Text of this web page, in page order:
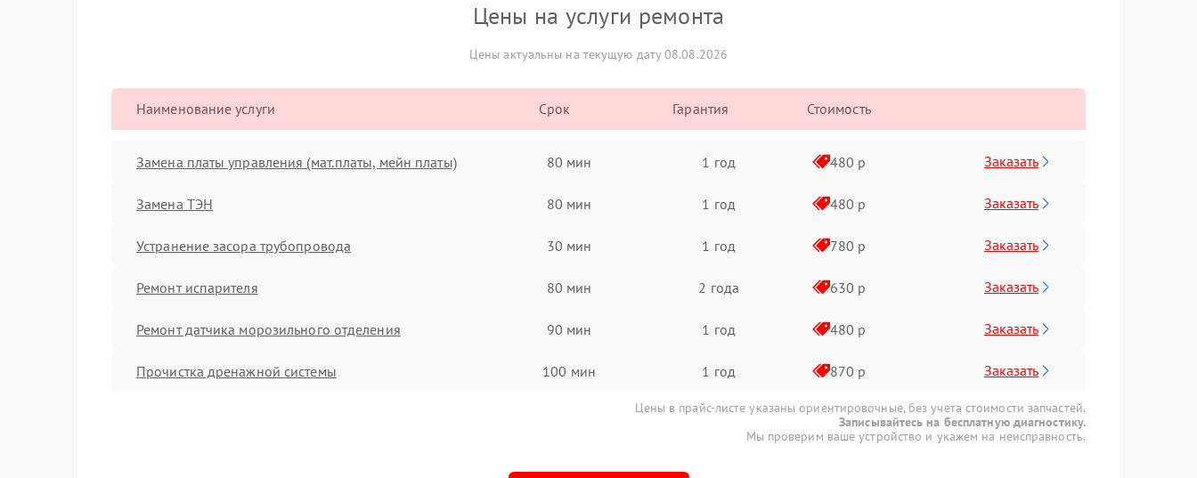
Цены на услуги ремонта
Цены актуальны на текущую дату 08.08.2026
Наименование услуги Срок Гарантия Стоимость
Замена платы управления (мат.платы, мейн платы) 80 мин 1 год 480 р Заказать
Замена ТЭН 80 мин 1 год 480 р Заказать
Устранение засора трубопровода 30 мин 1 год 780 р Заказать
Ремонт испарителя 80 мин 2 года 630 р Заказать
Ремонт датчика морозильного отделения 90 мин 1 год 480 р Заказать
Прочистка дренажной системы 100 мин 1 год 870 р Заказать
Цены в прайс-листе указаны ориентировочные, без учета стоимости запчастей.
Записывайтесь на бесплатную диагностику.
Мы проверим ваше устройство и укажем на неисправность.